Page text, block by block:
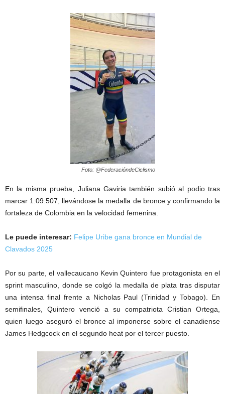
Foto: @FederacióndeCiclismo
En la misma prueba, Juliana Gaviria también subió al podio tras
marcar 1:09.507, llevándose la medalla de bronce y confirmando la
fortaleza de Colombia en la velocidad femenina.
Le puede interesar: Felipe Uribe gana bronce en Mundial de
Clavados 2025
Por su parte, el vallecaucano Kevin Quintero fue protagonista en el
sprint masculino, donde se colgó la medalla de plata tras disputar
una intensa final frente a Nicholas Paul (Trinidad y Tobago). En
semifinales, Quintero venció a su compatriota Cristian Ortega,
quien luego aseguró el bronce al imponerse sobre el canadiense
James Hedgcock en el segundo heat por el tercer puesto.